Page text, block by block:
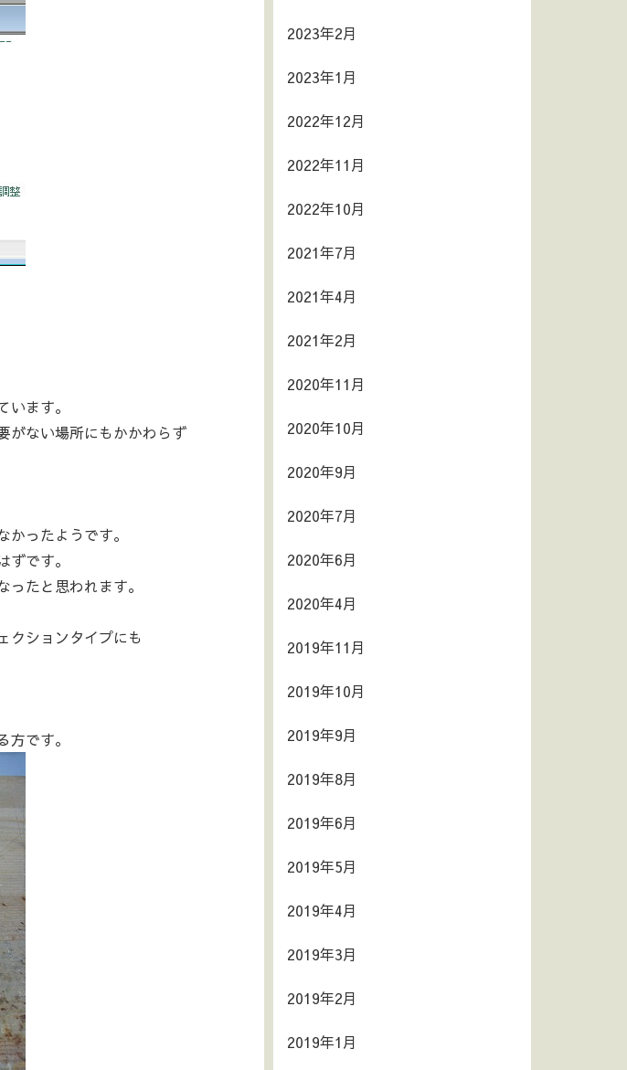
ます。
がない場所にもかかわらず
ったようです。
です。
たと思われます。
クションタイプにも
です。
2023年2月
2023年1月
2022年12月
2022年11月
2022年10月
2021年7月
2021年4月
2021年2月
2020年11月
2020年10月
2020年9月
2020年7月
2020年6月
2020年4月
2019年11月
2019年10月
2019年9月
2019年8月
2019年6月
2019年5月
2019年4月
2019年3月
2019年2月
2019年1月